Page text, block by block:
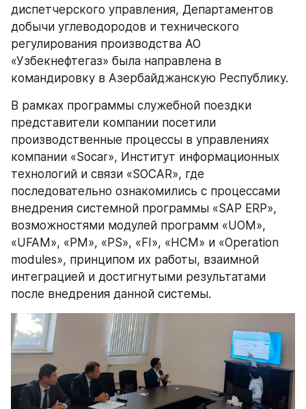
диспетчерского управления, Департаментов
добычи углеводородов и технического
регулирования производства АО
«Узбекнефтегаз» была направлена в
командировку в Азербайджанскую Республику.
В рамках программы служебной поездки
представители компании посетили
производственные процессы в управлениях
компании «Socar», Институт информационных
технологий и связи «SOCAR», где
последовательно ознакомились с процессами
внедрения системной программы «SAP ERP»,
возможностями модулей программ «UOM»,
«UFAM», «PM», «PS», «FI», «HCM» и «Operation
modules», принципом их работы, взаимной
интеграцией и достигнутыми результатами
после внедрения данной системы.